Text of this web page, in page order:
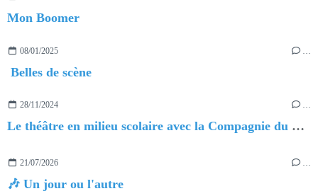
Mon Boomer
08/01/2025
Belles de scène
28/11/2024 …
Le théâtre en milieu scolaire avec la Compagnie du Nouveau Monde, 'passeur de culture'
21/07/2026 …
🎶 Un jour ou l'autre